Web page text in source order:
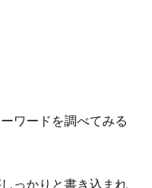
ワードを調べてみる
っかりと書き込まれ